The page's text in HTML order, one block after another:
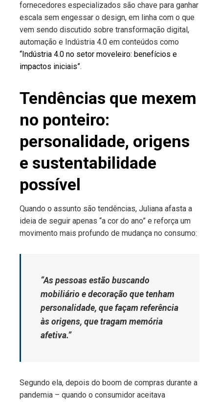
fornecedores especializados são chave para ganhar
escala sem engessar o design, em linha com o que
vem sendo discutido sobre transformação digital,
automação e Indústria 4.0 em conteúdos como
“Indústria 4.0 no setor moveleiro: benefícios e
impactos iniciais”.
Tendências que mexem
no ponteiro:
personalidade, origens
e sustentabilidade
possível
Quando o assunto são tendências, Juliana afasta a
ideia de seguir apenas “a cor do ano” e reforça um
movimento mais profundo de mudança no consumo:
“As pessoas estão buscando
mobiliário e decoração que tenham
personalidade, que façam referência
às origens, que tragam memória
afetiva.”
Segundo ela, depois do boom de compras durante a
pandemia – quando o consumidor aceitava